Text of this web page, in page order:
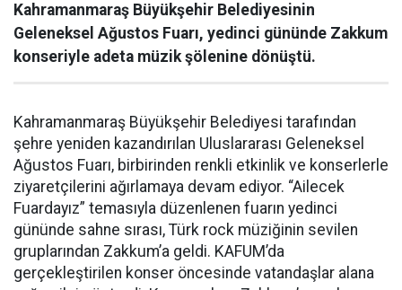
Kahramanmaraş Büyükşehir Belediyesinin
Geleneksel Ağustos Fuarı, yedinci gününde Zakkum
konseriyle adeta müzik şölenine dönüştü.
Kahramanmaraş Büyükşehir Belediyesi tarafından
şehre yeniden kazandırılan Uluslararası Geleneksel
Ağustos Fuarı, birbirinden renkli etkinlik ve konserlerle
ziyaretçilerini ağırlamaya devam ediyor. “Ailecek
Fuardayız” temasıyla düzenlenen fuarın yedinci
gününde sahne sırası, Türk rock müziğinin sevilen
gruplarından Zakkum’a geldi. KAFUM’da
gerçekleştirilen konser öncesinde vatandaşlar alana